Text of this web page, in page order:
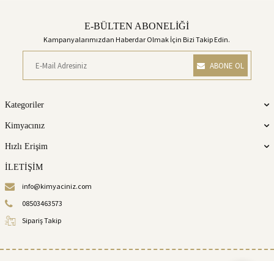
E-BÜLTEN ABONELİĞİ
Kampanyalarımızdan Haberdar Olmak İçin Bizi Takip Edin.
ABONE OL
Kategoriler
Kimyacınız
Hızlı Erişim
İLETİŞİM
info@kimyaciniz.com
08503463573
Sipariş Takip